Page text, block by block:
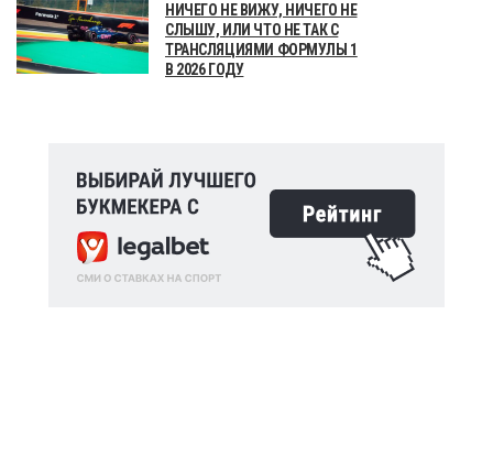
НИЧЕГО НЕ ВИЖУ, НИЧЕГО НЕ
СЛЫШУ, ИЛИ ЧТО НЕ ТАК С
ТРАНСЛЯЦИЯМИ ФОРМУЛЫ 1
В 2026 ГОДУ